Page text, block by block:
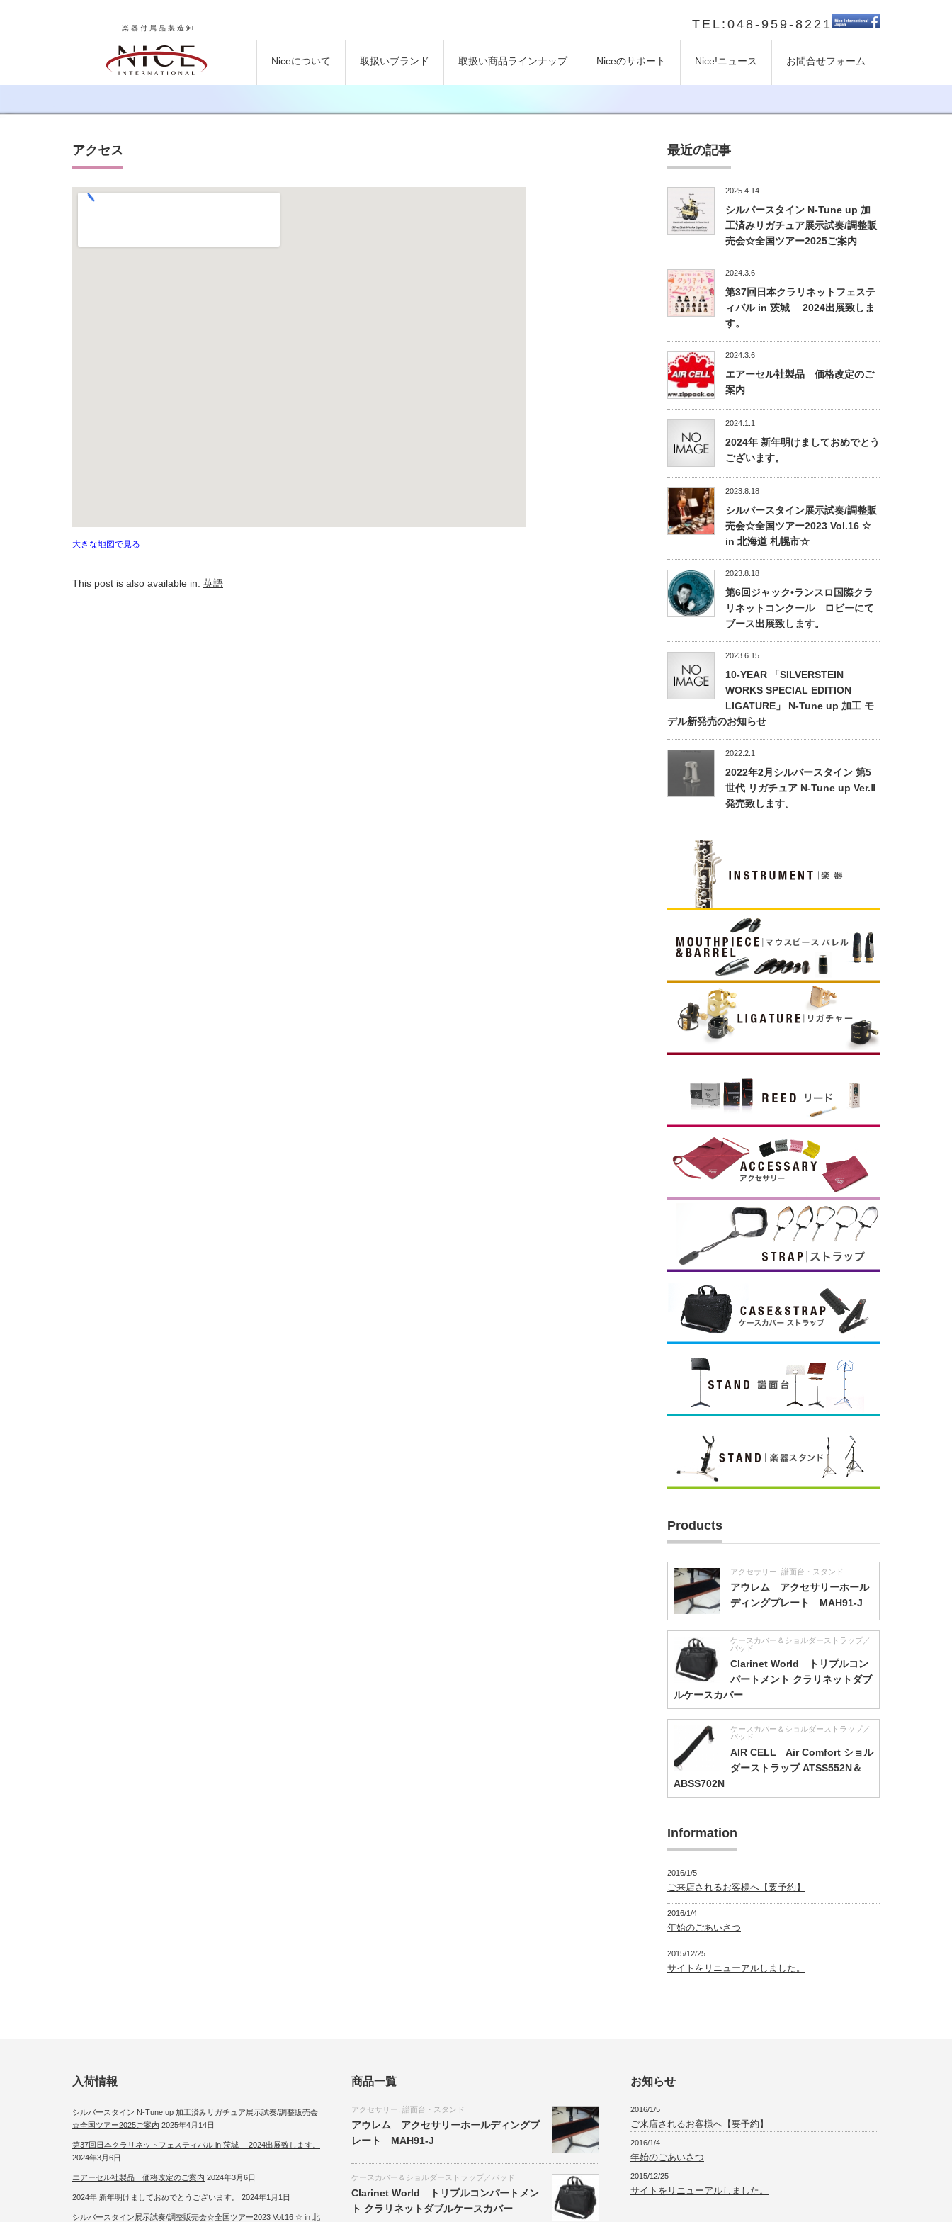
楽器付属品製造卸 TEL:048-959-8221
Niceについて 取扱いブランド 取扱い商品ラインナップ Niceのサポート Nice!ニュース お問合せフォーム
アクセス
大きな地図で見る
This post is also available in: 英語
最近の記事
2025.4.14
シルバースタイン N-Tune up 加
工済みリガチュア展示試奏/調整販
売会☆全国ツアー2025ご案内
2024.3.6
第37回日本クラリネットフェステ
ィバル in 茨城 2024出展致しま
す。
2024.3.6
エアーセル社製品 価格改定のご
案内
2024.1.1
2024年 新年明けましておめでとう
ございます。
2023.8.18
シルバースタイン展示試奏/調整販
売会☆全国ツアー2023 Vol.16 ☆
in 北海道 札幌市☆
2023.8.18
第6回ジャック•ランスロ国際クラ
リネットコンクール ロビーにて
ブース出展致します。
2023.6.15
10-YEAR 「SILVERSTEIN
WORKS SPECIAL EDITION
LIGATURE」 N-Tune up 加工 モ
デル新発売のお知らせ
2022.2.1
2022年2月シルバースタイン 第5
世代 リガチュア N-Tune up Ver.Ⅱ
発売致します。
Products
アクセサリー 譜面台・スタンド
アウレム アクセサリーホール
ディングプレート MAH91-J
ケースカバー＆ショルダーストラップ／
パッド
Clarinet World トリプルコン
パートメント クラリネットダブ
ルケースカバー
ケースカバー＆ショルダーストラップ／
パッド
AIR CELL Air Comfort ショル
ダーストラップ ATSS552N＆
ABSS702N
Information
2016/1/5
ご来店されるお客様へ【要予約】
2016/1/4
年始のごあいさつ
2015/12/25
サイトをリニューアルしました。
入荷情報
シルバースタイン N-Tune up 加工済みリガチュア展示試奏/調整販売会
☆全国ツアー2025ご案内 2025年4月14日
第37回日本クラリネットフェスティバル in 茨城 2024出展致します。
2024年3月6日
エアーセル社製品 価格改定のご案内 2024年3月6日
2024年 新年明けましておめでとうございます。 2024年1月1日
シルバースタイン展示試奏/調整販売会☆全国ツアー2023 Vol.16 ☆ in 北
商品一覧
アクセサリー 譜面台・スタンド
アウレム アクセサリーホールディングプ
レート MAH91-J
ケースカバー＆ショルダーストラップ／パッド
Clarinet World トリプルコンパートメン
ト クラリネットダブルケースカバー
お知らせ
2016/1/5
ご来店されるお客様へ【要予約】
2016/1/4
年始のごあいさつ
2015/12/25
サイトをリニューアルしました。